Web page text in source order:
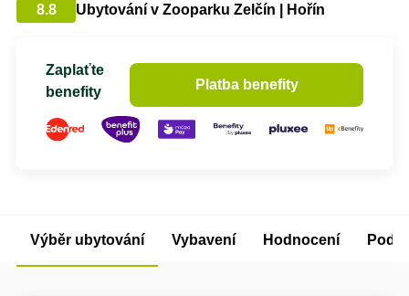
8.8 Ubytování v Zooparku Zelčín | Hořín
Zaplaťte
benefity
Platba benefity
Výběr ubytování Vybavení Hodnocení